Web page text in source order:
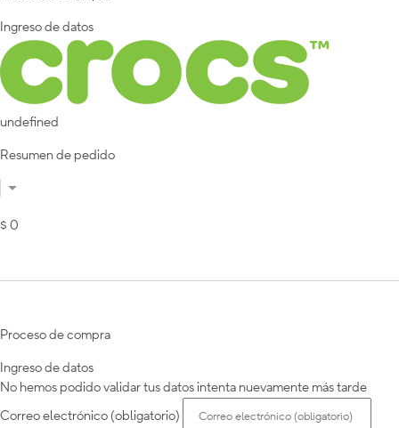
Ingreso de datos
undefined
Resumen de pedido
$ 0
Proceso de compra
Ingreso de datos
No hemos podido validar tus datos intenta nuevamente más tarde
Correo electrónico (obligatorio)